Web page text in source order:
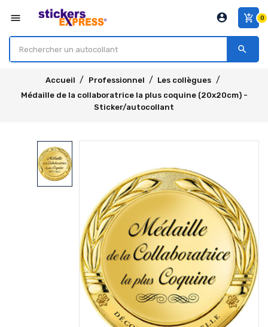
menu add_shopping_cart 0
account_circle
search
Accueil Professionnel
Les collègues
Médaille de la collaboratrice la plus coquine (20x20cm) -
Sticker/autocollant